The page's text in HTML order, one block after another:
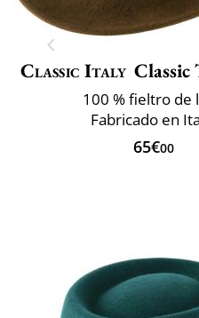
Classic Italy
100 % fieltro de
Fabricado en
65€00